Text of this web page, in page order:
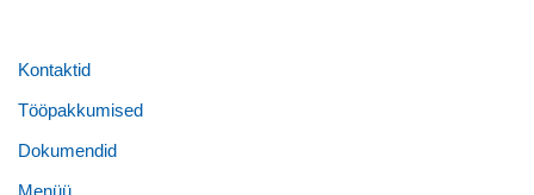
Kontaktid
Tööpakkumised
Dokumendid
Menüü